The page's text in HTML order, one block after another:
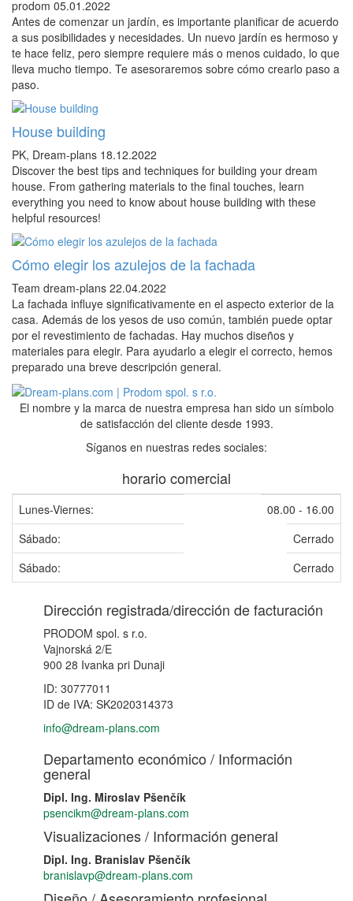
prodom 05.01.2022
Antes de comenzar un jardín, es importante planificar de acuerdo
a sus posibilidades y necesidades. Un nuevo jardín es hermoso y
te hace feliz, pero siempre requiere más o menos cuidado, lo que
lleva mucho tiempo. Te asesoraremos sobre cómo crearlo paso a
paso.
House building
PK, Dream-plans 18.12.2022
Discover the best tips and techniques for building your dream
house. From gathering materials to the final touches, learn
everything you need to know about house building with these
helpful resources!
Cómo elegir los azulejos de la fachada
Team dream-plans 22.04.2022
La fachada influye significativamente en el aspecto exterior de la
casa. Además de los yesos de uso común, también puede optar
por el revestimiento de fachadas. Hay muchos diseños y
materiales para elegir. Para ayudarlo a elegir el correcto, hemos
preparado una breve descripción general.
El nombre y la marca de nuestra empresa han sido un símbolo
de satisfacción del cliente desde 1993.
Síganos en nuestras redes sociales:
horario comercial
Lunes-Viernes:
08.00 - 16.00
Sábado:
Cerrado
Sábado:
Cerrado
Dirección registrada/dirección de facturación
PRODOM spol. s r.o.
Vajnorská 2/E
900 28 Ivanka pri Dunaji
ID: 30777011
ID de IVA: SK2020314373
info@dream-plans.com
Departamento económico / Información
general
Dipl. Ing. Miroslav Pšenčík
psencikm@dream-plans.com
Visualizaciones / Información general
Dipl. Ing. Branislav Pšenčík
branislavp@dream-plans.com